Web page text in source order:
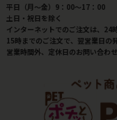
平日（月～金）9：00～17：00
土日・祝日を除く
インターネットでのご注文は、24
15時までのご注文で、翌営業日の
営業時間外、定休日のお問い合わ